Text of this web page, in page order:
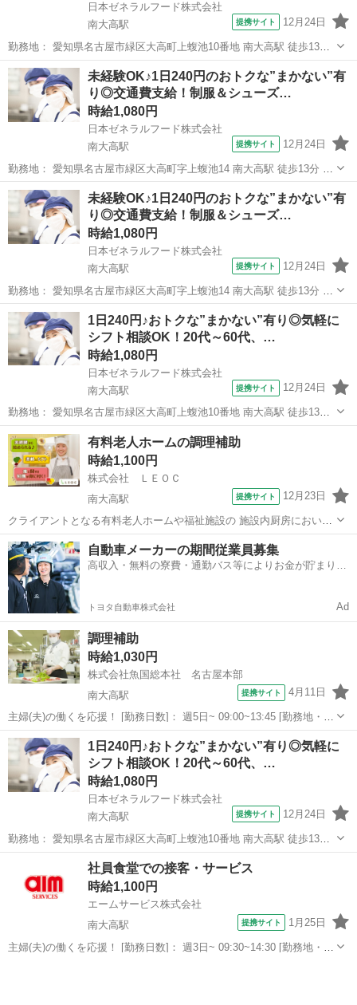
日本ゼネラルフード株式会社
南大高駅
提携サイト 12月24日
勤務地： 愛知県名古屋市緑区大高町上蝮池10番地 南大高駅 徒歩13分
／ 左京山駅 自動車5分 ／ 大高駅 自動車5分 週勤務日時： 週3日~週5
日 08:30〜17:30 雇用形態： パート・アルバイト 給与： ...
愛知 名古屋市 南大高駅 キッチン
未経験OK♪1日240円のおトクな”まかない”有
り◎交通費支給！制服＆シューズ…
時給1,080円
日本ゼネラルフード株式会社
南大高駅
提携サイト 12月24日
勤務地： 愛知県名古屋市緑区大高町字上蝮池14 南大高駅 徒歩13分 ／
左京山駅 自動車6分 ／ 大高駅 自動車6分 週勤務日時： 週3日~週5日
05:30〜09:30／09:30〜15:00／15:30〜19:30...
愛知 名古屋市 南大高駅 キッチン
未経験OK♪1日240円のおトクな”まかない”有
り◎交通費支給！制服＆シューズ…
時給1,080円
日本ゼネラルフード株式会社
南大高駅
提携サイト 12月24日
勤務地： 愛知県名古屋市緑区大高町字上蝮池14 南大高駅 徒歩13分 ／
左京山駅 自動車6分 ／ 大高駅 自動車6分 週勤務日時： 週3日~週5日
05:30〜09:30／09:30〜15:00／15:30〜19:30...
愛知 名古屋市 南大高駅 キッチン
1日240円♪おトクな”まかない”有り◎気軽に
シフト相談OK！20代～60代、…
時給1,080円
日本ゼネラルフード株式会社
南大高駅
提携サイト 12月24日
勤務地： 愛知県名古屋市緑区大高町上蝮池10番地 南大高駅 徒歩13分
／ 左京山駅 自動車5分 ／ 大高駅 自動車5分 週勤務日時： 週3日~週5
日 05:30〜10:00／09:00〜15:00／14:30〜20:3...
愛知 名古屋市 南大高駅 キッチン
有料老人ホームの調理補助
時給1,100円
株式会社 ＬＥＯＣ
南大高駅
提携サイト 12月23日
クライアントとなる有料老人ホームや福祉施設の 施設内厨房におい
て、朝昼晩の決まった時間に合わせて ご利用者様へお食事提供を行う
お仕事です。 調理補助の方には食器の準備・お食事の盛付・配膳 ・食
器洗浄などのお仕事をお任せします...
愛知 名古屋市 南大高駅 その他
自動車メーカーの期間従業員募集
高収入・無料の寮費・通勤バス等によりお金が貯まりや
トヨタ自動車株式会社 Ad
調理補助
時給1,030円
株式会社魚国総本社 名古屋本部
南大高駅
提携サイト 4月11日
主婦(夫)の働くを応援！ [勤務日数]： 週5日~ 09:00~13:45 [勤務地・最
寄駅]： 愛知県名古屋市緑区森の里1丁目107 株式会社魚国総本社 名
古屋本部 南大高駅／大高駅 [職種名]：調理補助 [求人...
愛知 名古屋市 南大高駅 キッチン
1日240円♪おトクな”まかない”有り◎気軽に
シフト相談OK！20代～60代、…
時給1,080円
日本ゼネラルフード株式会社
南大高駅
提携サイト 12月24日
勤務地： 愛知県名古屋市緑区大高町上蝮池10番地 南大高駅 徒歩13分
／ 左京山駅 自動車5分 ／ 大高駅 自動車5分 週勤務日時： 週3日~週5
日 05:30〜10:00／09:00〜15:00／14:30〜20:3...
名古屋市 南大高駅 キッチン
社員食堂での接客・サービス
時給1,100円
エームサービス株式会社
南大高駅
提携サイト 1月25日
主婦(夫)の働くを応援！ [勤務日数]： 週3日~ 09:30~14:30 [勤務地・最